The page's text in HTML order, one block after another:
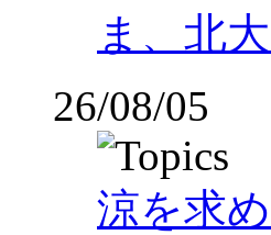
ま、北
26/08/05
涼を求